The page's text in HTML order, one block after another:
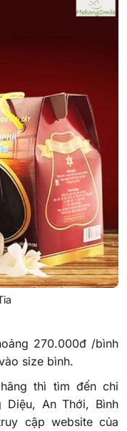
270.000đ /bình
size bình.
thì tìm đến chi
Diệu, An Thới, Bình
cập website của